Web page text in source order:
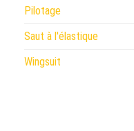
Pilotage
Saut à l'élastique
Wingsuit